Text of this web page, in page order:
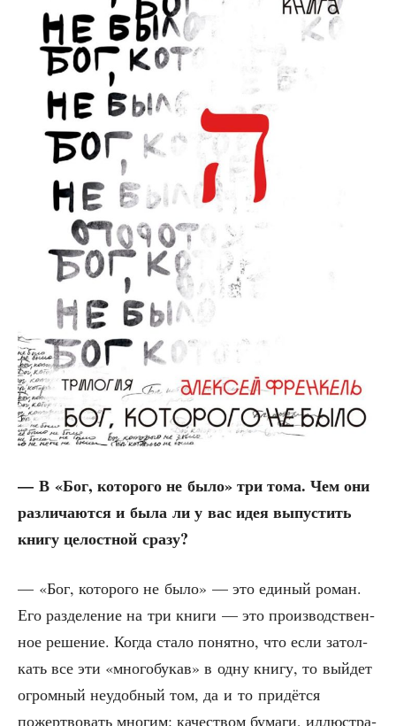
— В «Бог, кото­ро­го не было» три тома. Чем они
раз­ли­ча­ют­ся и была ли у вас идея выпу­стить
кни­гу целост­ной сразу?
— «Бог, кото­ро­го не было» — это еди­ный роман.
Его раз­де­ле­ние на три кни­ги — это про­из­вод­ствен­
ное реше­ние. Когда ста­ло понят­но, что если затол­
кать все эти «мно­го­бу­кав» в одну кни­гу, то вый­дет
огром­ный неудоб­ный том, да и то при­дёт­ся
пожерт­во­вать мно­гим: каче­ством бума­ги, иллю­стра­